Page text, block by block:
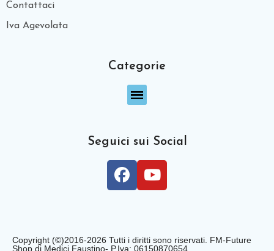
Contattaci
Iva Agevolata
Categorie
Seguici sui Social
Copyright (©)2016-2026 Tutti i diritti sono riservati. FM-Future
Shop di Medici Faustino- P.Iva: 06150870654